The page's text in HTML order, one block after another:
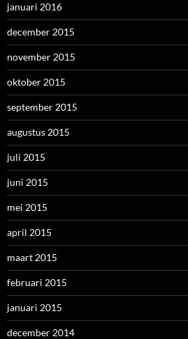
januari 2016
december 2015
november 2015
oktober 2015
september 2015
augustus 2015
juli 2015
juni 2015
mei 2015
april 2015
maart 2015
februari 2015
januari 2015
december 2014